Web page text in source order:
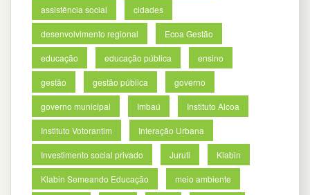
assistência social cidades
desenvolvimento regional Ecoa Gestão
educação educação pública ensino
gestão gestão pública governo
governo municipal Imbaú Instituto Alcoa
Instituto Votorantim Interação Urbana
Investimento social privado Juruti Klabin
Klabin Semeando Educação meio ambiente